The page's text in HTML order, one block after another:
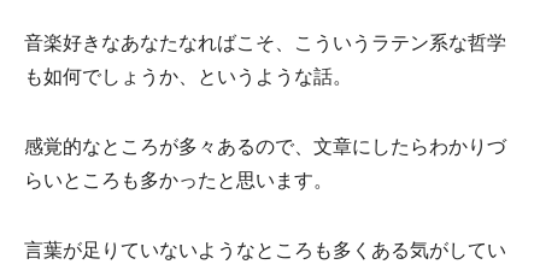
音楽好きなあなたなればこそ、こういうラテン系な哲学
も如何でしょうか、というような話。
感覚的なところが多々あるので、文章にしたらわかりづ
らいところも多かったと思います。
言葉が足りていないようなところも多くある気がしてい